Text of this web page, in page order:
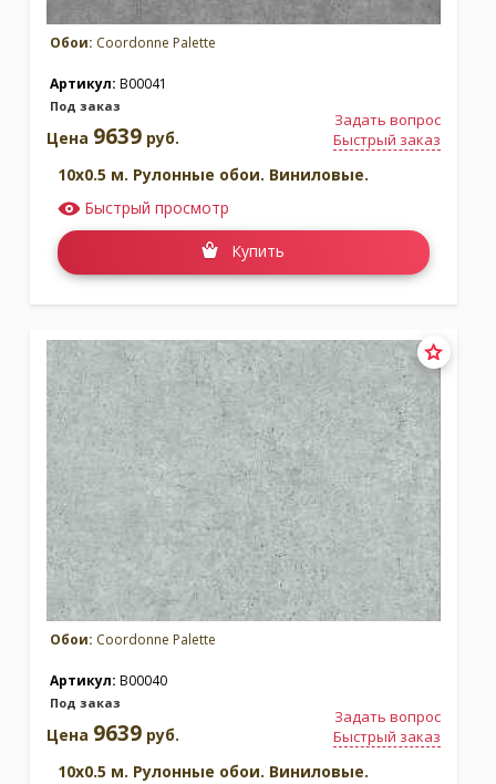
Обои: Coordonne Palette
Артикул: B00041
Под заказ
Задать вопрос
Быстрый заказ
Цена 9639 руб.
10x0.5 м. Рулонные обои. Виниловые.
Быстрый просмотр
Купить
Обои: Coordonne Palette
Артикул: B00040
Под заказ
Задать вопрос
Быстрый заказ
Цена 9639 руб.
10x0.5 м. Рулонные обои. Виниловые.